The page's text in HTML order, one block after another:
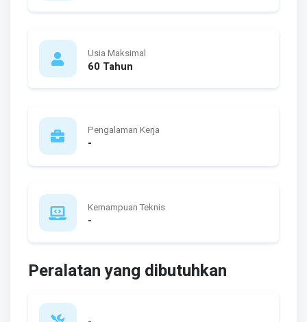
Usia Maksimal
60 Tahun
Pengalaman Kerja
-
Kemampuan Teknis
-
Peralatan yang dibutuhkan